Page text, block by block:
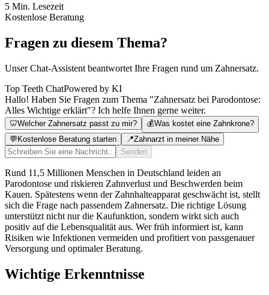
5 Min. Lesezeit
Kostenlose Beratung
Fragen zu diesem Thema?
Unser Chat-Assistent beantwortet Ihre Fragen rund um Zahnersatz.
Top Teeth ChatPowered by KI
Hallo! Haben Sie Fragen zum Thema "Zahnersatz bei Parodontose:
Alles Wichtige erklärt"? Ich helfe Ihnen gerne weiter.
🦷Welcher Zahnersatz passt zu mir? 💰Was kostet eine Zahnkrone?
💬Kostenlose Beratung starten 📍Zahnarzt in meiner Nähe
Senden
Rund 11,5 Millionen Menschen in Deutschland leiden an
Parodontose und riskieren Zahnverlust und Beschwerden beim
Kauen. Spätestens wenn der Zahnhalteapparat geschwächt ist, stellt
sich die Frage nach passendem Zahnersatz. Die richtige Lösung
unterstützt nicht nur die Kaufunktion, sondern wirkt sich auch
positiv auf die Lebensqualität aus. Wer früh informiert ist, kann
Risiken wie Infektionen vermeiden und profitiert von passgenauer
Versorgung und optimaler Beratung.
Wichtige Erkenntnisse